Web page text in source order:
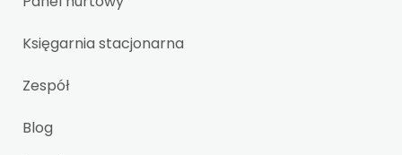
Księgarnia stacjonarna
Zespół
Blog